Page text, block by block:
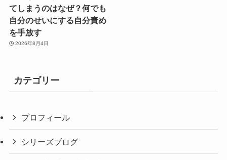
てしまうのはなぜ？何でも
自分のせいにする自分責め
を手放す
2026年8月4日
カテゴリー
プロフィール
シリーズブログ